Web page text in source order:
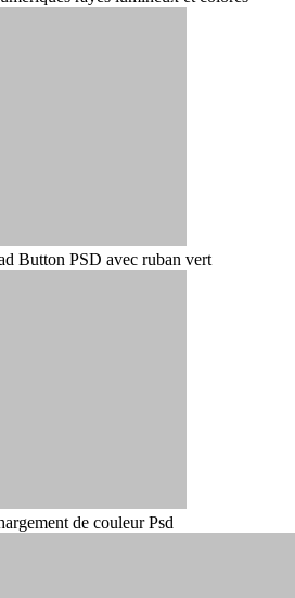
Button PSD avec ruban vert
de couleur Psd